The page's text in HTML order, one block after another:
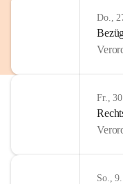
Do.,
Fr.,
So.,